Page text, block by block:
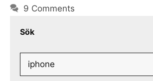
9 Comments
Sök
Search
for: